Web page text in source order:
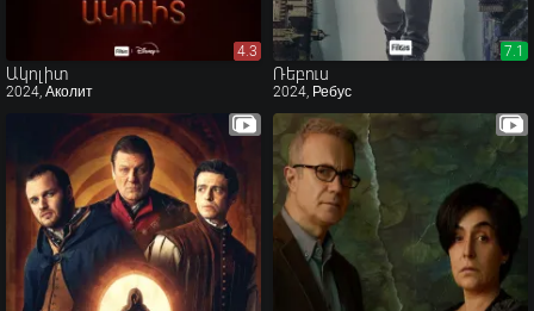
4.3
4.3
Ակոլիտ
2024, Аколит
7.1
7.1
Ռեբուս
2024, Ребус